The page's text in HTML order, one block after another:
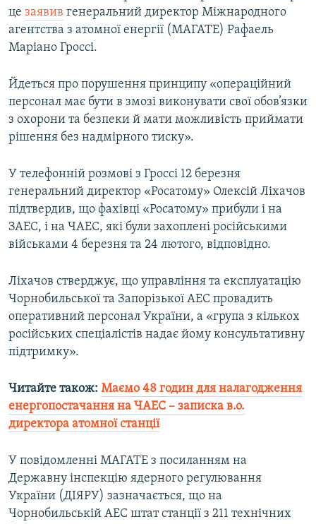
це заявив генеральний директор Міжнародного
агентства з атомної енергії (МАГАТЕ) Рафаель
Маріано Гроссі.
Йдеться про порушення принципу «операційний
персонал має бути в змозі виконувати свої обов’язки
з охорони та безпеки й мати можливість приймати
рішення без надмірного тиску».
У телефонній розмові з Гроссі 12 березня
генеральний директор «Росатому» Олексій Ліхачов
підтвердив, що фахівці «Росатому» прибули і на
ЗАЕС, і на ЧАЕС, які були захоплені російськими
військами 4 березня та 24 лютого, відповідно.
Ліхачов стверджує, що управління та експлуатацію
Чорнобильської та Запорізької АЕС провадить
оперативний персонал України, а «група з кількох
російських спеціалістів надає йому консультативну
підтримку».
Читайте також: Маємо 48 годин для налагодження
енергопостачання на ЧАЕС – записка в.о.
директора атомної станції
У повідомленні МАГАТЕ з посиланням на
Державну інспекцію ядерного регулювання
України (ДІЯРУ) зазначається, що на
Чорнобильській АЕС штат станції з 211 технічних